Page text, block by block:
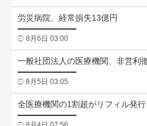
労災病院、経常損失13億円
8月6日 03:00
一般社団法人の医療機関、非営利
8月5日 03:05
全医療機関の1割超がリフィル発